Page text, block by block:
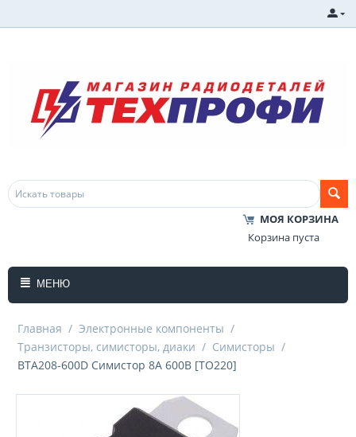
МОЯ КОРЗИНА
Корзина пуста
МЕНЮ
Главная / Электронные компоненты /
Транзисторы, симисторы, диаки / Симисторы /
BTA208-600D Симистор 8А 600В [TO220]